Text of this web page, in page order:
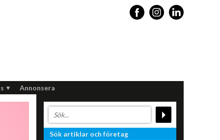
Annonsera
Sök artiklar och företag